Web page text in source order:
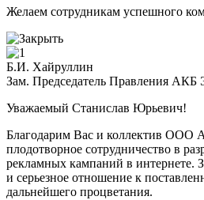
Желаем сотрудникам успешного
Б.И. Хайруллин
Зам. Председатель Правления АКБ
Уважаемый Станислав Юрьевич!
Благодарим Вас и коллектив ООО
плодотворное сотрудничество в
рекламных кампаний в интернете.
и серьезное отношение к
дальнейшего процветания.